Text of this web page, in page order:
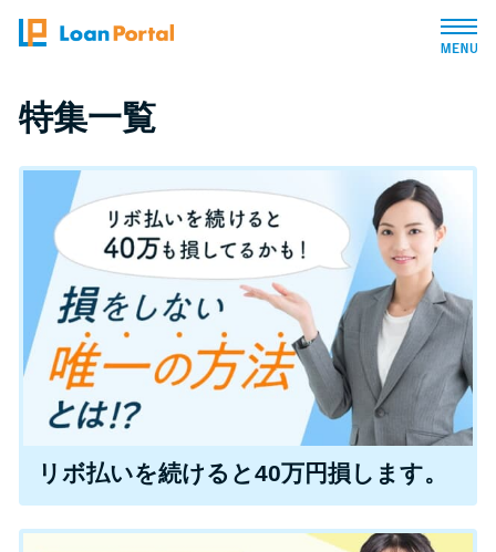
トップページ
総合人気ランキング
とにかくすぐ借りたい方向け
バレずに借りたい方向け
審査が不安な方向け
便利なコンテンツ
特集一覧
リボ払いを続けると40万円損します。